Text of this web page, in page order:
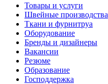
Товары и услуги
Швейные производства
Ткани и фурнитруа
Оборудование
Бренды и дизайнеры
Вакансии
Резюме
Образование
Господдержка